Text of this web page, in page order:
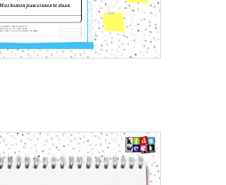
Hier komen jouw zinnen te staan.